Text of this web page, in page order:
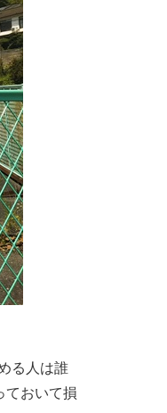
る人は誰
おいて損